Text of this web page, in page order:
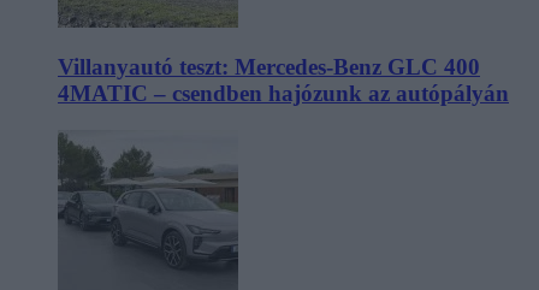
Villanyautó teszt: Mercedes-Benz GLC 400
4MATIC – csendben hajózunk az autópályán